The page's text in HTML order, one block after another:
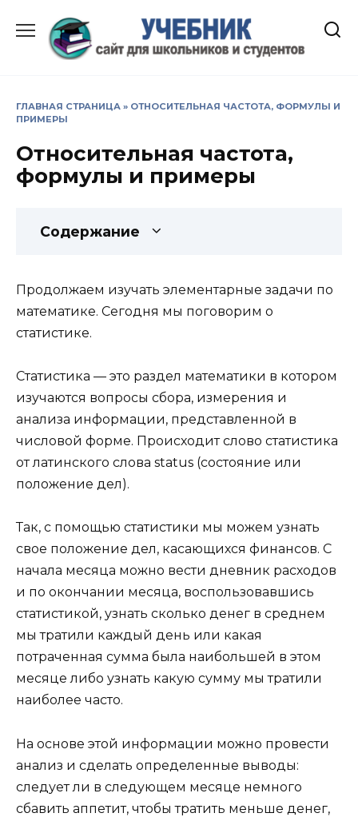
содержанию
ГЛАВНАЯ СТРАНИЦА » ОТНОСИТЕЛЬНАЯ ЧАСТОТА, ФОРМУЛЫ И
ПРИМЕРЫ
Относительная частота,
формулы и примеры
Содержание
Продолжаем изучать элементарные задачи по
математике. Сегодня мы поговорим о
статистике.
Статистика — это раздел математики в котором
изучаются вопросы сбора, измерения и
анализа информации, представленной в
числовой форме. Происходит слово статистика
от латинского слова status (состояние или
положение дел).
Так, с помощью статистики мы можем узнать
свое положение дел, касающихся финансов. С
начала месяца можно вести дневник расходов
и по окончании месяца, воспользовавшись
статистикой, узнать сколько денег в среднем
мы тратили каждый день или какая
потраченная сумма была наибольшей в этом
месяце либо узнать какую сумму мы тратили
наиболее часто.
На основе этой информации можно провести
анализ и сделать определенные выводы:
следует ли в следующем месяце немного
сбавить аппетит, чтобы тратить меньше денег,